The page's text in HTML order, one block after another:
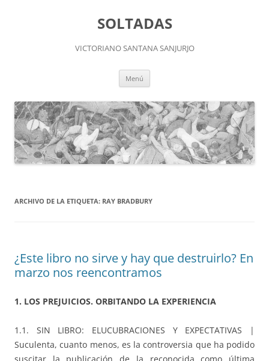
SOLTADAS
VICTORIANO SANTANA SANJURJO
Menú
ARCHIVO DE LA ETIQUETA: RAY BRADBURY
¿Este libro no sirve y hay que destruirlo? En
marzo nos reencontramos
1. LOS PREJUICIOS. ORBITANDO LA EXPERIENCIA
1.1. SIN LIBRO: ELUCUBRACIONES Y EXPECTATIVAS |
Suculenta, cuanto menos, es la controversia que ha podido